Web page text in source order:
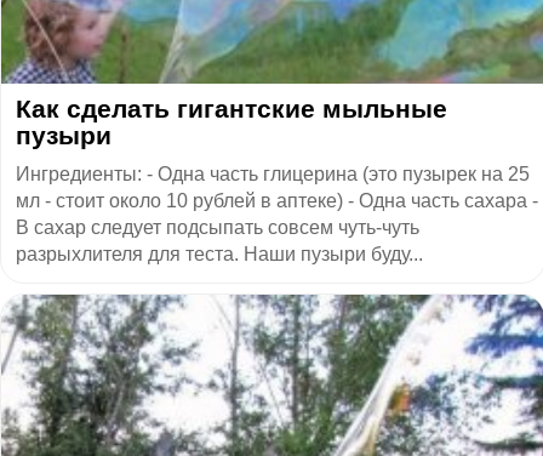
Как сделать гигантские мыльные
пузыри
Ингредиенты: - Одна часть глицерина (это пузырек на 25
мл - стоит около 10 рублей в аптеке) - Одна часть сахара -
В сахар следует подсыпать совсем чуть-чуть
разрыхлителя для теста. Наши пузыри буду...